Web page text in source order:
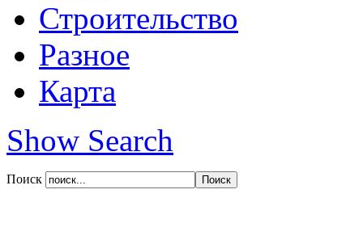
Строительство
Разное
Карта
Show Search
Поиск